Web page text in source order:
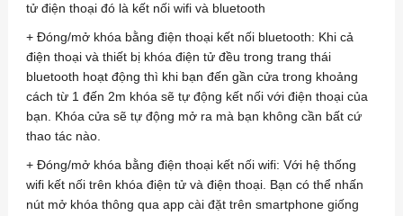
tử điện thoại đó là kết nối wifi và bluetooth
+ Đóng/mở khóa bằng điện thoại kết nối bluetooth: Khi cả
điện thoại và thiết bị khóa điện tử đều trong trang thái
bluetooth hoạt động thì khi bạn đến gần cửa trong khoảng
cách từ 1 đến 2m khóa sẽ tự động kết nối với điện thoại của
bạn. Khóa cửa sẽ tự động mở ra mà bạn không cần bất cứ
thao tác nào.
+ Đóng/mở khóa bằng điện thoại kết nối wifi: Với hệ thống
wifi kết nối trên khóa điện tử và điện thoại. Bạn có thể nhấn
nút mở khóa thông qua app cài đặt trên smartphone giống